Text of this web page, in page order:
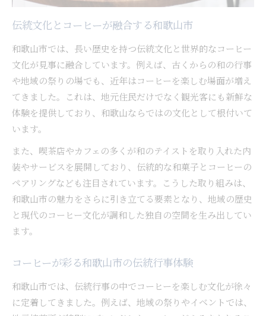
伝統文化とコーヒーが融合する和歌山市
和歌山市では、長い歴史を持つ伝統文化と世界的なコーヒー
文化が見事に融合しています。例えば、古くからの和の行事
や地域の祭りの場でも、近年はコーヒーを楽しむ場面が増え
てきました。これは、地元住民だけでなく観光客にも新鮮な
体験を提供しており、和歌山ならではの文化として根付いて
います。
また、喫茶店やカフェの多くが和のテイストを取り入れた内
装やサービスを展開しており、伝統的な和菓子とコーヒーの
ペアリングなども注目されています。こうした取り組みは、
和歌山市の魅力をさらに引き立てる要素となり、地域の歴史
と現代のコーヒー文化が調和した独自の空間を生み出してい
ます。
コーヒーが彩る和歌山市の伝統行事体験
和歌山市では、伝統行事の中でコーヒーを楽しむ文化が徐々
に定着してきました。例えば、地域の祭りやイベントでは、